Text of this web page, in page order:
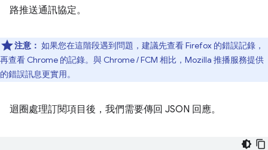
路推送通訊協定。
注意： 如果您在這階段遇到問題，建議先查看 Firefox 的錯誤記錄，
再查看 Chrome 的記錄。與 Chrome / FCM 相比，Mozilla 推播服務提供
的錯誤訊息更實用。
迴圈處理訂閱項目後，我們需要傳回 JSON 回應。